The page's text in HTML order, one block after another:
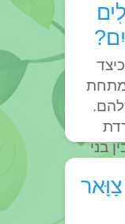
מתחת
בני